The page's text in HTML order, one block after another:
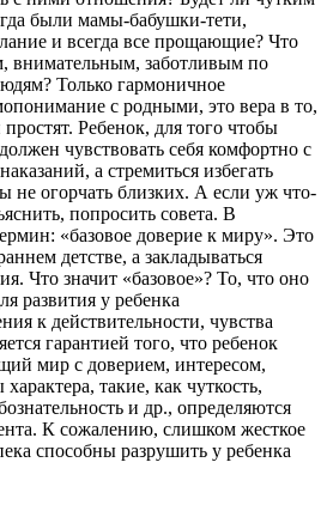
были мамы-бабушки-тети,
и всегда все прощающие? Что
внимательным, заботливым по
Только гармоничное
с родными, это вера в то,
Ребенок, для того чтобы
чувствовать себя комфортно с
а стремиться избегать
не огорчать близких. А если уж что-
попросить совета. В
«базовое доверие к миру». Это
детстве, а закладываться
Что значит «базовое»? То, что оно
развития у ребенка
к действительности, чувства
гарантией того, что ребенок
мир с доверием, интересом,
такие, как чуткость,
и др., определяются
К сожалению, слишком жесткое
способны разрушить у ребенка